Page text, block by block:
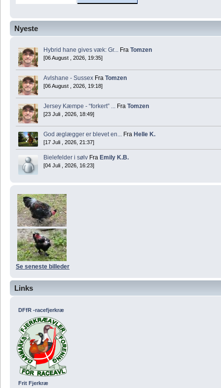
Nyeste
Hybrid hane gives væk: Gr... Fra Tomzen
[06 August , 2026, 19:35]
Avlshane - Sussex Fra Tomzen
[06 August , 2026, 19:18]
Jersey Kæmpe - “forkert” ... Fra Tomzen
[23 Juli , 2026, 18:49]
God æglægger er blevet en... Fra Helle K.
[17 Juli , 2026, 21:37]
Bielefelder i sølv Fra Emily K.B.
[04 Juli , 2026, 16:23]
Se seneste billeder
Links
DFfR -racefjerkræ
Frit Fjerkræ